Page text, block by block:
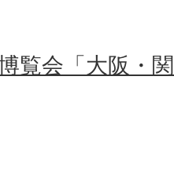
覧会「大阪・